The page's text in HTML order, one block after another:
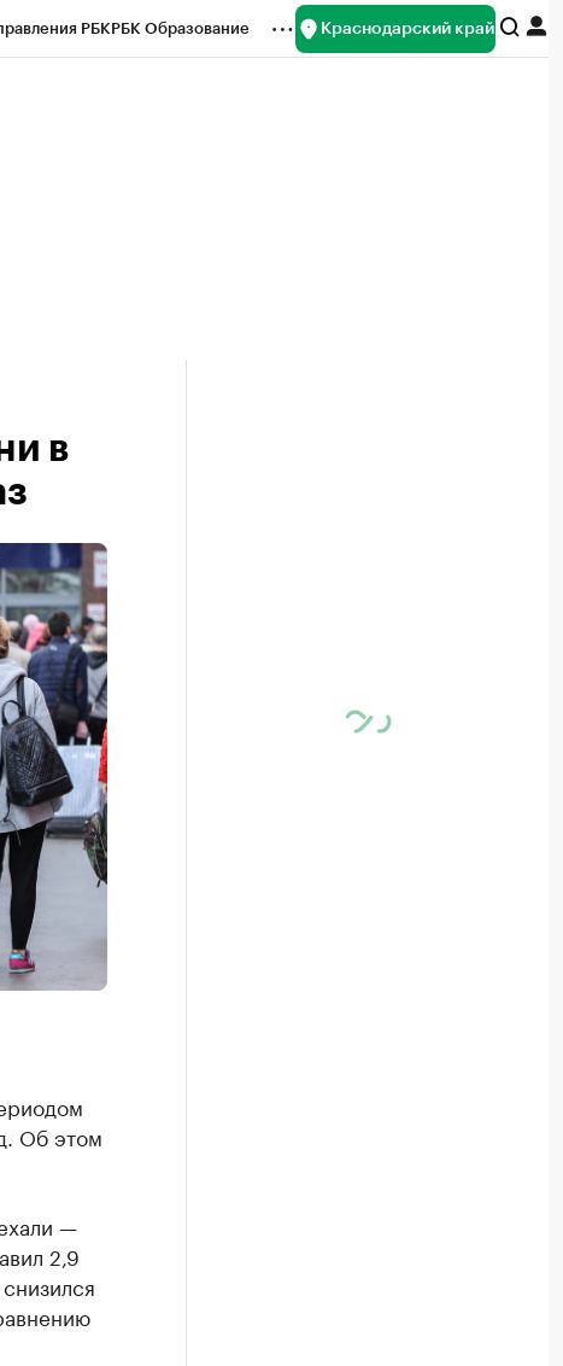
РБКРБК Образование Краснодарский край
в
Об этом
—
2,9